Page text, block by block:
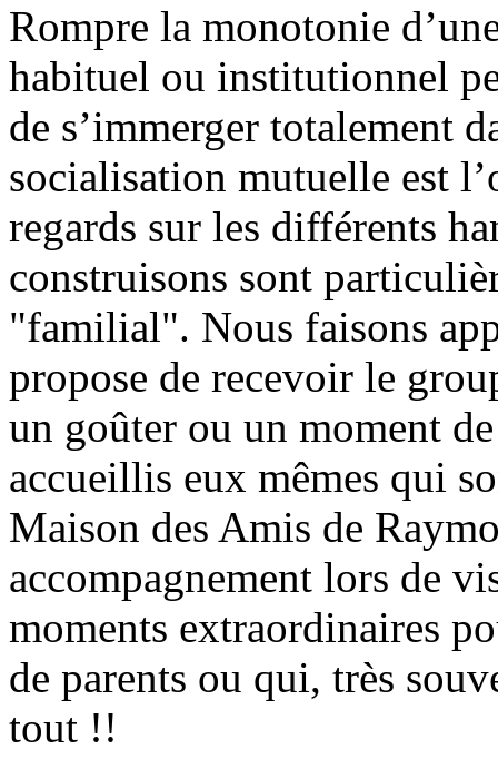
Rompre la monotonie
habituel ou institutionnel
de s’immerger totalement
socialisation mutuelle est
regards sur les différents
construisons sont
"familial". Nous faisons
propose de recevoir le
un goûter ou un moment
accueillis eux mêmes qui
Maison des Amis de
accompagnement lors de
moments extraordinaires
de parents ou qui, très
tout !!